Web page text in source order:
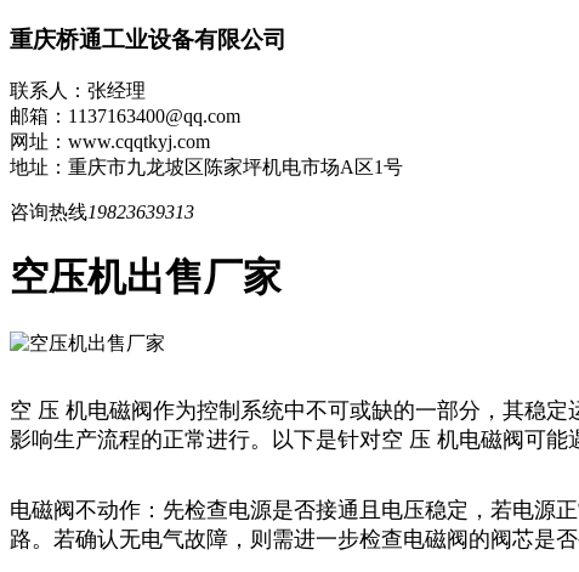
重庆桥通工业设备有限公司
联系人：张经理
邮箱：1137163400@qq.com
网址：www.cqqtkyj.com
地址：重庆市九龙坡区陈家坪机电市场A区1号
咨询热线19823639313
空压机出售厂家
空 压 机电磁阀作为控制系统中不可或缺的一部分，其稳
影响生产流程的正常进行。以下是针对空 压 机电磁阀可能
电磁阀不动作：先检查电源是否接通且电压稳定，若电源
路。若确认无电气故障，则需进一步检查电磁阀的阀芯是